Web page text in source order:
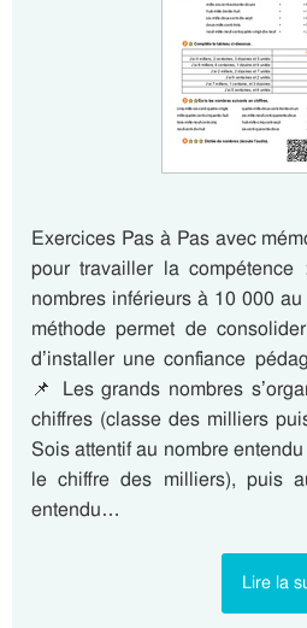
Exercices Pas à Pas avec
pour travailler la
nombres inférieurs à 10 000
méthode permet de
d’installer une confiance
📌 Les grands nombres
chiffres (classe des milliers
Sois attentif au nombre
le chiffre des milliers), puis
entendu…
Lire la